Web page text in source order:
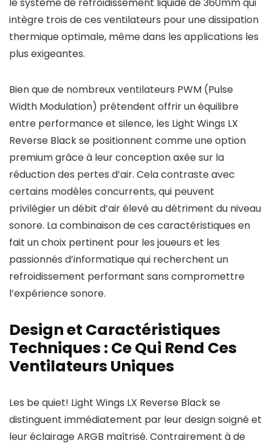
intègre trois de ces ventilateurs pour une dissipation
thermique optimale, même dans les applications les
plus exigeantes.
Bien que de nombreux ventilateurs PWM (Pulse
Width Modulation) prétendent offrir un équilibre
entre performance et silence, les Light Wings LX
Reverse Black se positionnent comme une option
premium grâce à leur conception axée sur la
réduction des pertes d’air. Cela contraste avec
certains modèles concurrents, qui peuvent
privilégier un débit d’air élevé au détriment du niveau
sonore. La combinaison de ces caractéristiques en
fait un choix pertinent pour les joueurs et les
passionnés d’informatique qui recherchent un
refroidissement performant sans compromettre
l’expérience sonore.
Design et Caractéristiques
Techniques : Ce Qui Rend Ces
Ventilateurs Uniques
Les be quiet! Light Wings LX Reverse Black se
distinguent immédiatement par leur design soigné et
leur éclairage ARGB maîtrisé. Contrairement à de